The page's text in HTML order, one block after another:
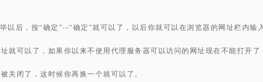
以后，按“确定”--“确定”就可以了，以后你就可以在浏览器的网址栏内输
就可以了，如果你以来不使用代理服务器可以访问的网址现在不能打开了
关闭了，这时候你再换一个就可以了。